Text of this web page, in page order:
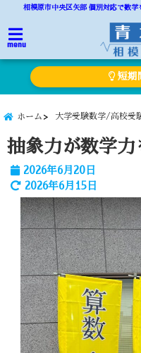
相模原市中央区矢部 個別対応で数
menu
短期
ホーム 大学受験数学/高校受
抽象力が数学力
2026年6月20日
2026年6月15日